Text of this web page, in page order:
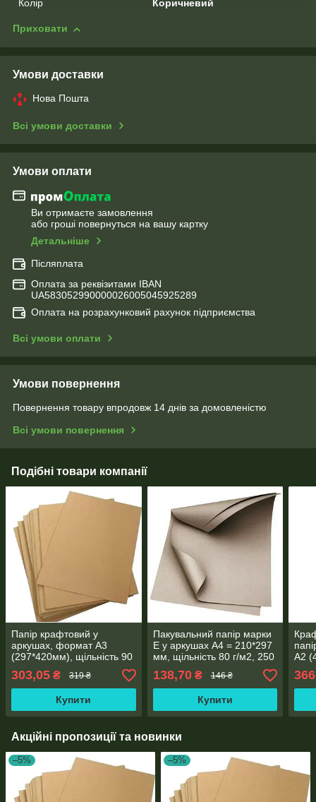
Колір Коричневий
Приховати
Умови доставки
Нова Пошта
Всі умови доставки
Умови оплати
Ви отримаєте замовлення
або гроші повернуться на вашу картку
Детальніше
Післяплата
Оплата за реквізитами IBAN
UA583052990000026005045925289
Оплата на розрахунковий рахунок підприємства
Всі умови оплати
Умови повернення
Повернення товару впродовж 14 днів за домовленістю
Всі умови повернення
Подібні товари компанії
Папір крафтовий у
аркушах, формат А3
(297*420мм), щільність 90
г/м2, пакування 250
аркушів
303,05 ₴ 319 ₴
Купити
Пакувальний папір марки
Е у аркушах А4 = 210*297
мм, щільність 80 г/м2, 250
аркушв у пакуванні
138,70₴ 146 ₴
Купити
А2
90
Акційні пропозиції та новинки
–5% –5%